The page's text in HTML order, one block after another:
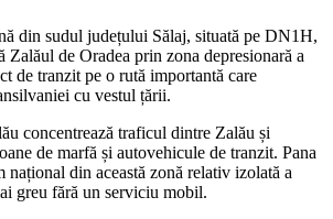
din sudul județului Sălaj, situată pe DN1H,
Zalăul de Oradea prin zona depresionară a
de tranzit pe o rută importantă care
cu vestul țării.
concentrează traficul dintre Zalău și
de marfă și autovehicule de tranzit. Pana
național din această zonă relativ izolată a
greu fără un serviciu mobil.